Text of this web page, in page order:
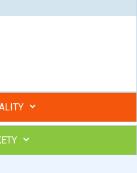
skupiny v kurzech STOBu
si odborníka STOBu ve